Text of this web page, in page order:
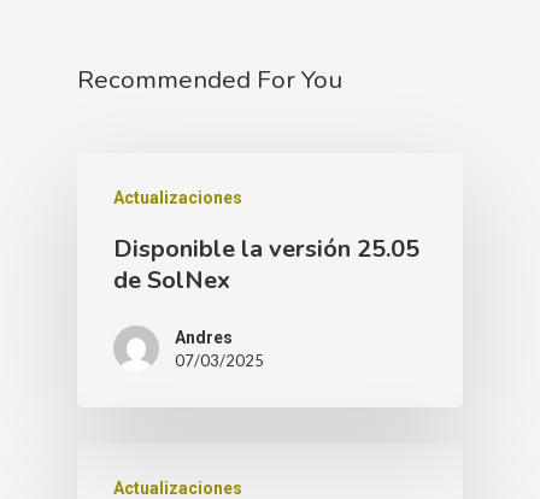
Recommended For You
Actualizaciones
Disponible la versión 25.05
de SolNex
Andres
07/03/2025
Actualizaciones